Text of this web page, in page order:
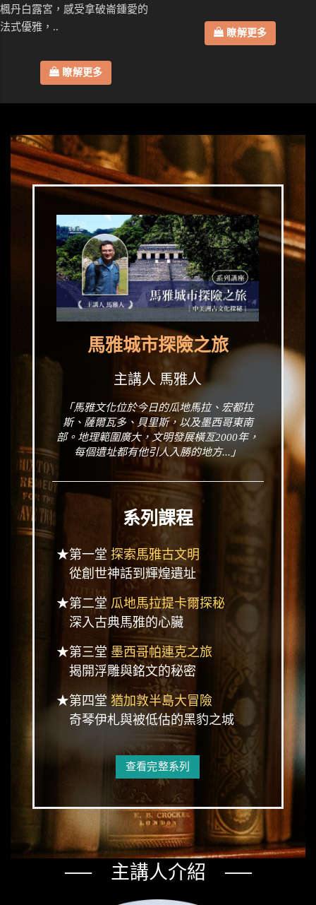
楓丹白露宮，感受拿破崙鍾愛的
法式優雅，..
瞭解更多
瞭解更多
馬雅城市探險之旅
主講人 馬雅人
「馬雅文化位於今日的瓜地馬拉、宏都拉
斯、薩爾瓦多、貝里斯，以及墨西哥東南
部。地理範圍廣大，文明發展橫亙2000年，
每個遺址都有他引人入勝的地方...」
系列課程
★第一堂 探索馬雅古文明
從創世神話到輝煌遺址
★第二堂 瓜地馬拉提卡爾探秘
深入古典馬雅的心臟
★第三堂 墨西哥帕連克之旅
揭開浮雕與銘文的秘密
★第四堂 猶加敦半島大冒險
奇琴伊札與被低估的黑豹之城
查看完整系列
── 主講人介紹 ──